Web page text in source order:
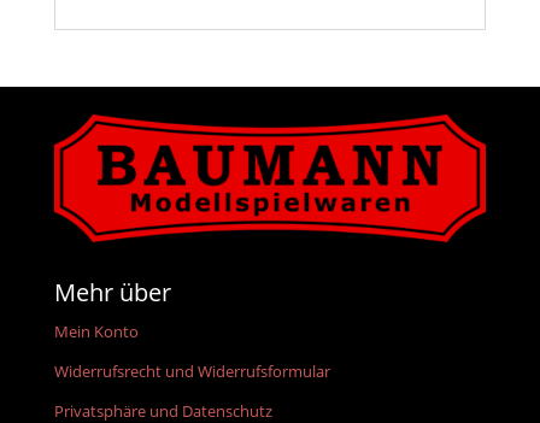
Mehr über
Mein Konto
Widerrufsrecht und Widerrufsformular
Privatsphäre und Datenschutz